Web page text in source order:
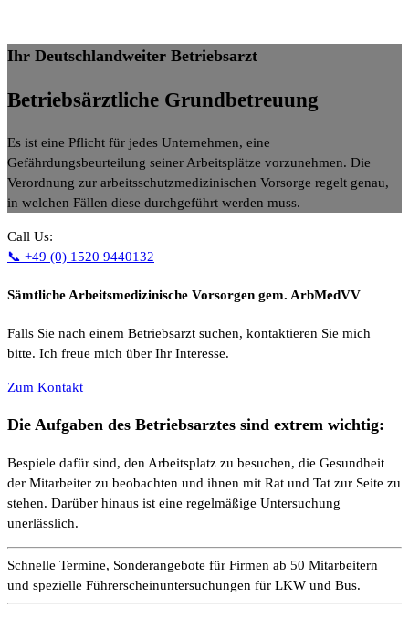
Ihr Deutschlandweiter Betriebsarzt
Betriebsärztliche Grundbetreuung
Es ist eine Pflicht für jedes Unternehmen, eine
Gefährdungsbeurteilung seiner Arbeitsplätze vorzunehmen. Die
Verordnung zur arbeitsschutzmedizinischen Vorsorge regelt genau,
in welchen Fällen diese durchgeführt werden muss.
Call Us:
📞 +49 (0) 1520 9440132
Sämtliche Arbeitsmedizinische Vorsorgen gem. ArbMedVV
Falls Sie nach einem Betriebsarzt suchen, kontaktieren Sie mich
bitte. Ich freue mich über Ihr Interesse.
Zum Kontakt
Die Aufgaben des Betriebsarztes sind extrem wichtig:
Bespiele dafür sind, den Arbeitsplatz zu besuchen, die Gesundheit
der Mitarbeiter zu beobachten und ihnen mit Rat und Tat zur Seite zu
stehen. Darüber hinaus ist eine regelmäßige Untersuchung
unerlässlich.
Schnelle Termine, Sonderangebote für Firmen ab 50 Mitarbeitern
und spezielle Führerscheinuntersuchungen für LKW und Bus.